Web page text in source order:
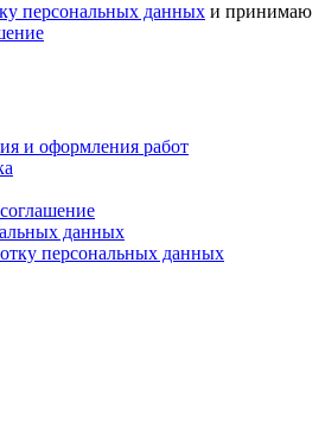
персональных данных и принимаю
и оформления работ
данных
персональных данных